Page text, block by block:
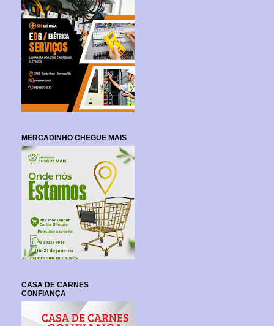
MERCADINHO CHEGUE MAIS
CASA DE CARNES
CONFIANÇA